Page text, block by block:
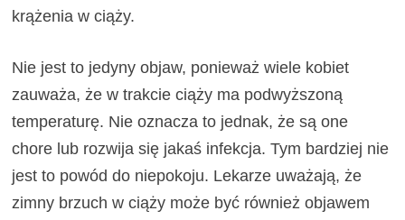
krążenia w ciąży.
Nie jest to jedyny objaw, ponieważ wiele kobiet
zauważa, że w trakcie ciąży ma podwyższoną
temperaturę. Nie oznacza to jednak, że są one
chore lub rozwija się jakaś infekcja. Tym bardziej nie
jest to powód do niepokoju. Lekarze uważają, że
zimny brzuch w ciąży może być również objawem